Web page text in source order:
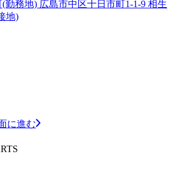
勤務地) 広島市中区十日市町1-1-9 相生
地)
に進む